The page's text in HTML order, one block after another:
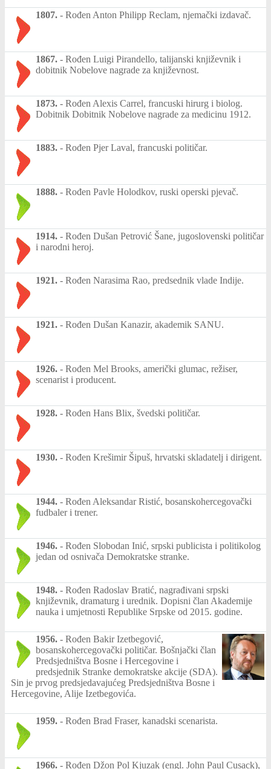
1807. - Rođen Anton Philipp Reclam, njemački izdavač.
1867. - Rođen Luigi Pirandello, talijanski književnik i
dobitnik Nobelove nagrade za književnost.
1873. - Rođen Alexis Carrel, francuski hirurg i biolog.
Dobitnik Dobitnik Nobelove nagrade za medicinu 1912.
1883. - Rođen Pjer Laval, francuski političar.
1888. - Rođen Pavle Holodkov, ruski operski pjevač.
1914. - Rođen Dušan Petrović Šane, jugoslovenski političar
i narodni heroj.
1921. - Rođen Narasima Rao, predsednik vlade Indije.
1921. - Rođen Dušan Kanazir, akademik SANU.
1926. - Rođen Mel Brooks, američki glumac, režiser,
scenarist i producent.
1928. - Rođen Hans Blix, švedski političar.
1930. - Rođen Krešimir Šipuš, hrvatski skladatelj i dirigent.
1944. - Rođen Aleksandar Ristić, bosanskohercegovački
fudbaler i trener.
1946. - Rođen Slobodan Inić, srpski publicista i politikolog
jedan od osnivača Demokratske stranke.
1948. - Rođen Radoslav Bratić, nagrađivani srpski
književnik, dramaturg i urednik. Dopisni član Akademije
nauka i umjetnosti Republike Srpske od 2015. godine.
1956. - Rođen Bakir Izetbegović,
bosanskohercegovački političar. Bošnjački član
Predsjedništva Bosne i Hercegovine i
predsjednik Stranke demokratske akcije (SDA).
Sin je prvog predsjedavajućeg Predsjedništva Bosne i
Hercegovine, Alije Izetbegovića.
1959. - Rođen Brad Fraser, kanadski scenarista.
1966. - Rođen Džon Pol Kjuzak (engl. John Paul Cusack),